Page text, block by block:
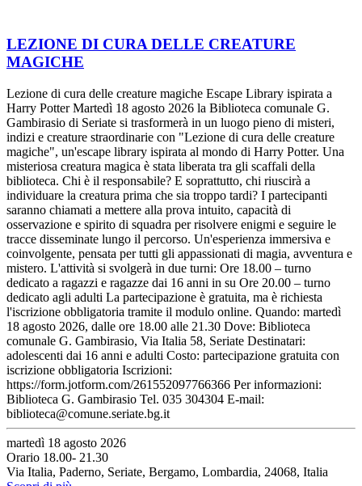
LEZIONE DI CURA DELLE CREATURE
MAGICHE
Lezione di cura delle creature magiche Escape Library ispirata a
Harry Potter Martedì 18 agosto 2026 la Biblioteca comunale G.
Gambirasio di Seriate si trasformerà in un luogo pieno di misteri,
indizi e creature straordinarie con "Lezione di cura delle creature
magiche", un'escape library ispirata al mondo di Harry Potter. Una
misteriosa creatura magica è stata liberata tra gli scaffali della
biblioteca. Chi è il responsabile? E soprattutto, chi riuscirà a
individuare la creatura prima che sia troppo tardi? I partecipanti
saranno chiamati a mettere alla prova intuito, capacità di
osservazione e spirito di squadra per risolvere enigmi e seguire le
tracce disseminate lungo il percorso. Un'esperienza immersiva e
coinvolgente, pensata per tutti gli appassionati di magia, avventura e
mistero. L'attività si svolgerà in due turni: Ore 18.00 – turno
dedicato a ragazzi e ragazze dai 16 anni in su Ore 20.00 – turno
dedicato agli adulti La partecipazione è gratuita, ma è richiesta
l'iscrizione obbligatoria tramite il modulo online. Quando: martedì
18 agosto 2026, dalle ore 18.00 alle 21.30 Dove: Biblioteca
comunale G. Gambirasio, Via Italia 58, Seriate Destinatari:
adolescenti dai 16 anni e adulti Costo: partecipazione gratuita con
iscrizione obbligatoria Iscrizioni:
https://form.jotform.com/261552097766366 Per informazioni:
Biblioteca G. Gambirasio Tel. 035 304304 E-mail:
biblioteca@comune.seriate.bg.it
martedì 18 agosto 2026
Orario 18.00- 21.30
Via Italia, Paderno, Seriate, Bergamo, Lombardia, 24068, Italia